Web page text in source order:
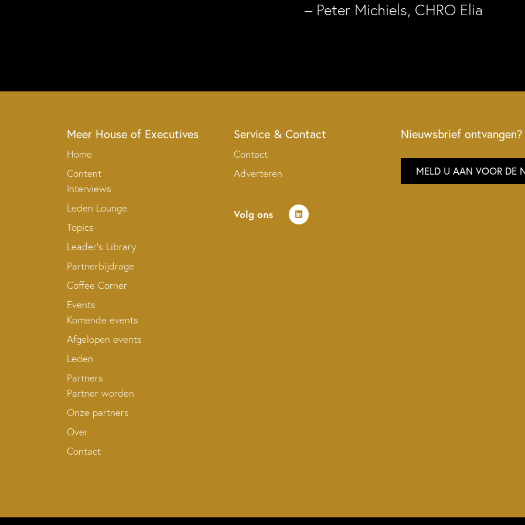
– Peter Michiels, CHRO Elia
Meer House of Executives
Home
Content
Interviews
Leden Lounge
Topics
Leader’s Library
Partnerbijdrage
Coffee Corner
Events
Komende events
Afgelopen events
Leden
Partners
Partner worden
Onze partners
Over
Contact
Service & Contact
Contact
Adverteren
Volg ons
Nieuwsbrief ontvangen?
MELD U AAN VOOR DE